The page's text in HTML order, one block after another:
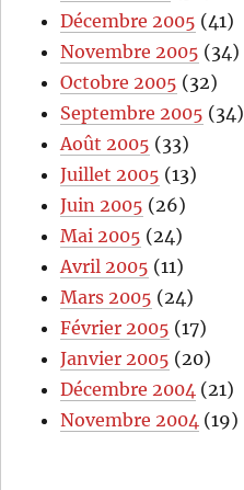
Décembre 2005 (41)
Novembre 2005 (34)
Octobre 2005 (32)
Septembre 2005 (34)
Août 2005 (33)
Juillet 2005 (13)
Juin 2005 (26)
Mai 2005 (24)
Avril 2005 (11)
Mars 2005 (24)
Février 2005 (17)
Janvier 2005 (20)
Décembre 2004 (21)
Novembre 2004 (19)